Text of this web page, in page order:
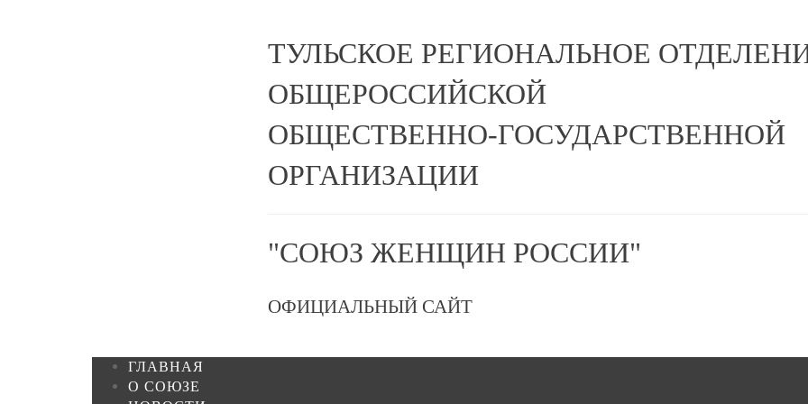
ТУЛЬСКОЕ РЕГИОНАЛЬНОЕ
ОБЩЕРОССИЙСКОЙ
ОБЩЕСТВЕННО-ГОСУДАРСТВЕННОЙ
ОРГАНИЗАЦИИ
"СОЮЗ ЖЕНЩИН РОССИИ"
ОФИЦИАЛЬНЫЙ САЙТ
ГЛАВНАЯ
О СОЮЗЕ